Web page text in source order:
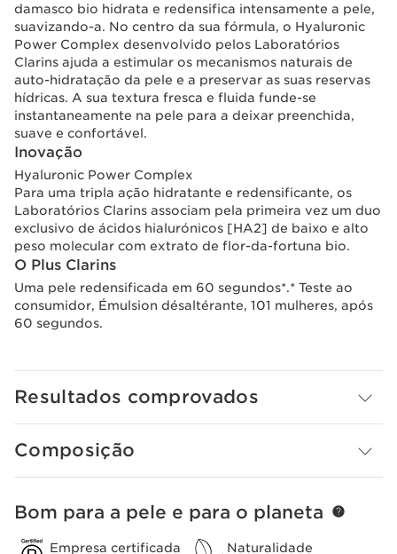
damasco bio hidrata e redensifica intensamente a pele,
suavizando-a. No centro da sua fórmula, o Hyaluronic
Power Complex desenvolvido pelos Laboratórios
Clarins ajuda a estimular os mecanismos naturais de
auto-hidratação da pele e a preservar as suas reservas
hídricas. A sua textura fresca e fluida funde-se
instantaneamente na pele para a deixar preenchida,
suave e confortável.
Inovação
Hyaluronic Power Complex
Para uma tripla ação hidratante e redensificante, os
Laboratórios Clarins associam pela primeira vez um duo
exclusivo de ácidos hialurónicos [HA2] de baixo e alto
peso molecular com extrato de flor-da-fortuna bio.
O Plus Clarins
Uma pele redensificada em 60 segundos*.* Teste ao
consumidor, Émulsion désaltérante, 101 mulheres, após
60 segundos.
Resultados comprovados
Composição
SALTAR PARA O CONTEÚDO
Bom para a pele e para o planeta
Empresa certificada
Naturalidade